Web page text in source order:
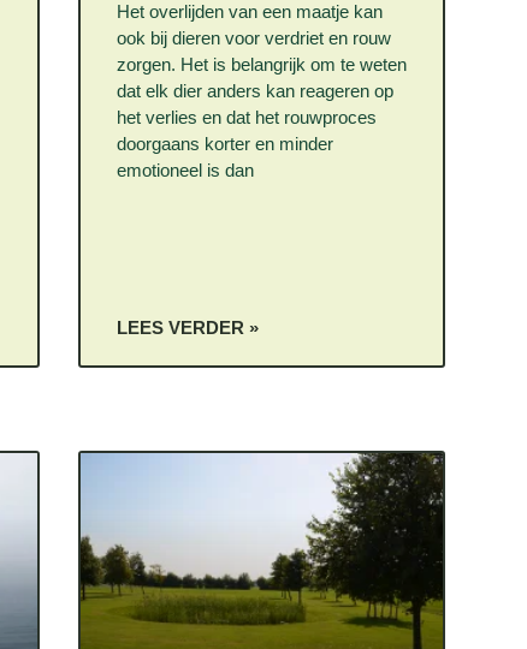
Het overlijden van een maatje kan
ook bij dieren voor verdriet en rouw
zorgen. Het is belangrijk om te weten
dat elk dier anders kan reageren op
het verlies en dat het rouwproces
doorgaans korter en minder
emotioneel is dan
LEES VERDER »